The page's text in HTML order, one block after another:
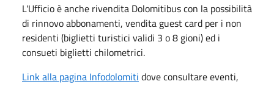
L'Ufficio è anche rivendita Dolomitibus con la possibilità
di rinnovo abbonamenti, vendita guest card per i non
residenti (biglietti turistici validi 3 o 8 gioni) ed i
consueti biglietti chilometrici.
Link alla pagina Infodolomiti dove consultare eventi,